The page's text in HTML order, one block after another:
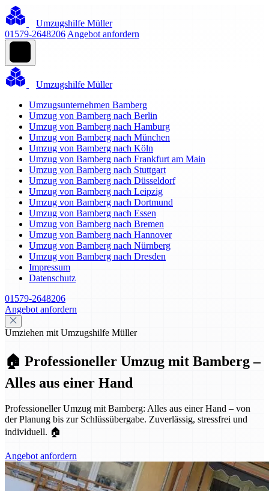
Umzugshilfe Müller
01579-2648206 Angebot anfordern
Umzugshilfe Müller
Umzugsunternehmen Bamberg
Umzug von Bamberg nach Berlin
Umzug von Bamberg nach Hamburg
Umzug von Bamberg nach München
Umzug von Bamberg nach Köln
Umzug von Bamberg nach Frankfurt am Main
Umzug von Bamberg nach Stuttgart
Umzug von Bamberg nach Düsseldorf
Umzug von Bamberg nach Leipzig
Umzug von Bamberg nach Dortmund
Umzug von Bamberg nach Essen
Umzug von Bamberg nach Bremen
Umzug von Bamberg nach Hannover
Umzug von Bamberg nach Nürnberg
Umzug von Bamberg nach Dresden
Impressum
Datenschutz
01579-2648206
Angebot anfordern
Umziehen mit Umzugshilfe Müller
🏠 Professioneller Umzug mit Bamberg –
Alles aus einer Hand
Professioneller Umzug mit Bamberg: Alles aus einer Hand – von
der Planung bis zur Schlüssübergabe. Zuverlässig, stressfrei und
individuell. 🏠
Angebot anfordern